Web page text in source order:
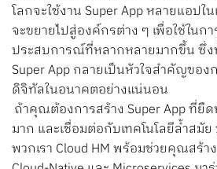
โลกจะใช้งาน Super App หลายแอป
จะขยายไปสู่องค์กรต่าง ๆ เพื่อใช้ในก
ประสบการณ์ที่หลากหลายมากขึ้น ซึ่
Super App กลายเป็นหัวใจสำคัญขอ
ดิจิทัลในอนาคตอย่างแน่นอน
ถ้าคุณต้องการสร้าง Super App ที่ยื
มาก และเชื่อมต่อกับเทคโนโลยีล้ำสมั
พวกเรา Cloud HM พร้อมช่วยคุณสร้